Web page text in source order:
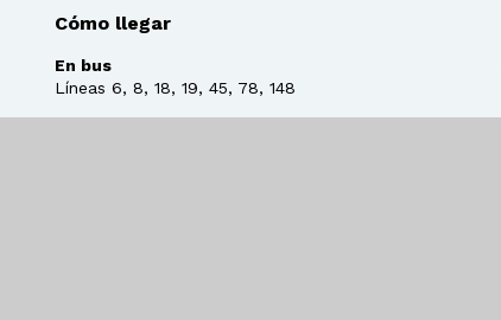
Cómo llegar
En bus
Líneas 6, 8, 18, 19, 45, 78, 148